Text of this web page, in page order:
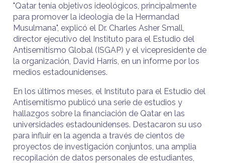
"Qatar tenía objetivos ideológicos, principalmente
para promover la ideología de la Hermandad
Musulmana", explicó el Dr. Charles Asher Small,
director ejecutivo del Instituto para el Estudio del
Antisemitismo Global (ISGAP) y el vicepresidente de
la organización, David Harris, en un informe por los
medios estadounidenses.
En los últimos meses, el Instituto para el Estudio del
Antisemitismo publicó una serie de estudios y
hallazgos sobre la financiación de Qatar en las
universidades estadounidenses. Destacaron su uso
para influir en la agenda a través de cientos de
proyectos de investigación conjuntos, una amplia
recopilación de datos personales de estudiantes,